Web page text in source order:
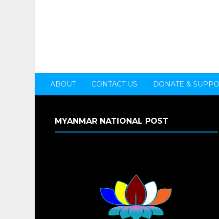
ABOUT CONTACT US DONATE &
MYANMAR NATIONAL POST